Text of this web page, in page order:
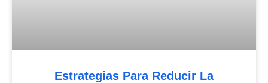
Estrategias Para Reducir La